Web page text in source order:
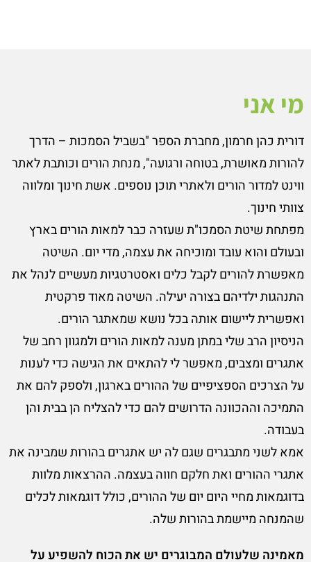
מי אני
דורית כהן חרמון, מחברת הספר "בשביל הסמכות – הדרך
להורות מאושרת, בטוחה ורגועה", מנחת הורים וכותבת לאתר
ווינט למדור הורים ולאתרי תוכן נוספים. אשת חינוך ומלווה
צוותי חינוך.
מפתחת שיטת הסמכו"ת שעזרה כבר למאות הורים בארץ
ובעולם והוא עובד ומוכיחה את עצמה, מדי יום. השיטה
מאפשרת להורים לקבל כלים ואסטרטגיות מעשיים לנהל את
התנהגות ילדיהם בצורה יעילה. השיטה מאוד פרקטית
ואפשרית ליישום אותה בכל נושא שמאתגר הורים.
הניסיון הרב שלי במתן מענה למאות הורים ולמגוון רחב של
אתגרים ומצבים, מאפשר לי להתאים את הגישה כדי לענות
על הצרכים הספציפיים של ההורים בארגון, ולספק להם את
התמיכה וההכוונה הדרושים להם כדי להצליח הן בבית והן
בעבודה.
אמא לשני מתבגרים שגם לה יש אתגרים בהורות שמבינה את
אתגרי ההורים ואת חלקם חווה בעצמה. ההרצאות מלוות
בדוגמאות מחיי היום יום של ההורים, כולל דוגמאות לכלים
שהמנחה מיישמת בהורות שלה.
מאמינה שלעולם המבוגרים יש את הכוח להשפיע על